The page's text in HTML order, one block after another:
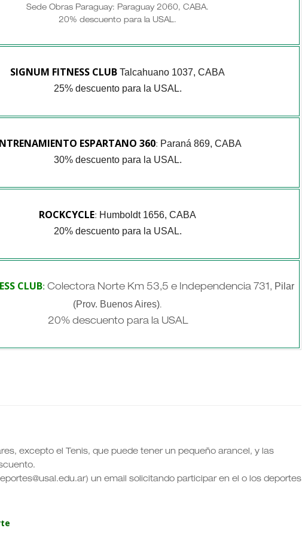
Sede Obras Paraguay: Paraguay 2060, CABA.
20% descuento para la USAL.
SIGNUM FITNESS CLUB Talcahuano 1037, CABA
25% descuento para la USAL.
ESPARTANO 360: Paraná 869, CABA
30% descuento para la USAL.
ROCKCYCLE: Humboldt 1656, CABA
20% descuento para la USAL.
CLUB: Colectora Norte Km 53,5 e Independencia 731, Pilar
(Prov. Buenos Aires).
20% descuento para la USAL
excepto el Tenis, que puede tener un pequeño arancel, y las
un email solicitando participar en el o los deportes